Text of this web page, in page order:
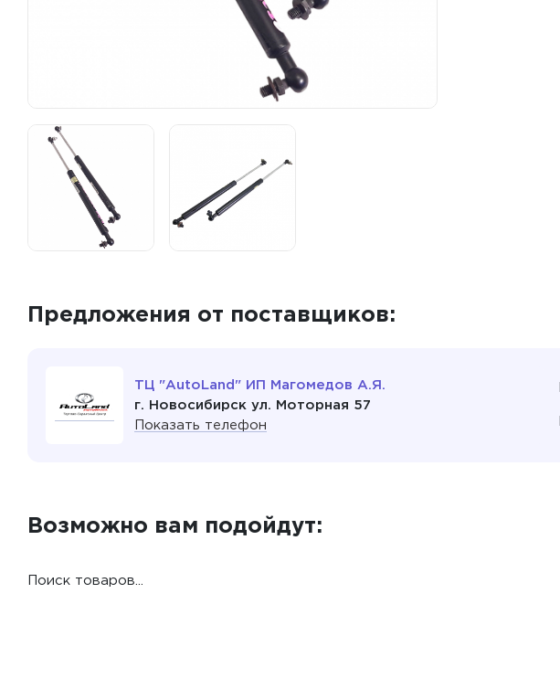
Предложения от поставщиков:
ТЦ "AutoLand" ИП Магомедов А.Я.
г. Новосибирск ул. Моторная 57
Показать телефон
Возможно вам подойдут:
Поиск товаров...